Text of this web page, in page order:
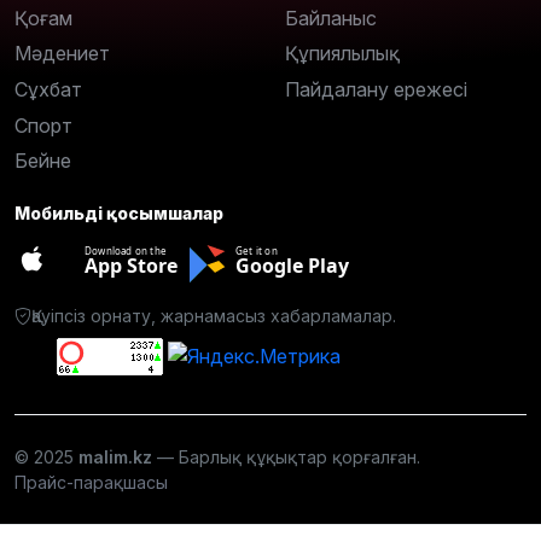
Қоғам
Мәдениет
Сұхбат
Спорт
Бейне
Байланыс
Құпиялылық
Пайдалану ережесі
Мобильді қосымшалар
Download on the
App Store
Get it on
Google Play
Қауіпсіз орнату, жарнамасыз хабарламалар.
© 2025 malim.kz — Барлық құқықтар қорғалған.
Прайс-парақшасы